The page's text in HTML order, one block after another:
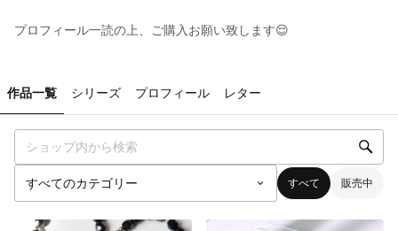
プロフィール一読の上、ご購入お願い致します😌
作品一覧 シリーズ プロフィール レター
すべて 販売中